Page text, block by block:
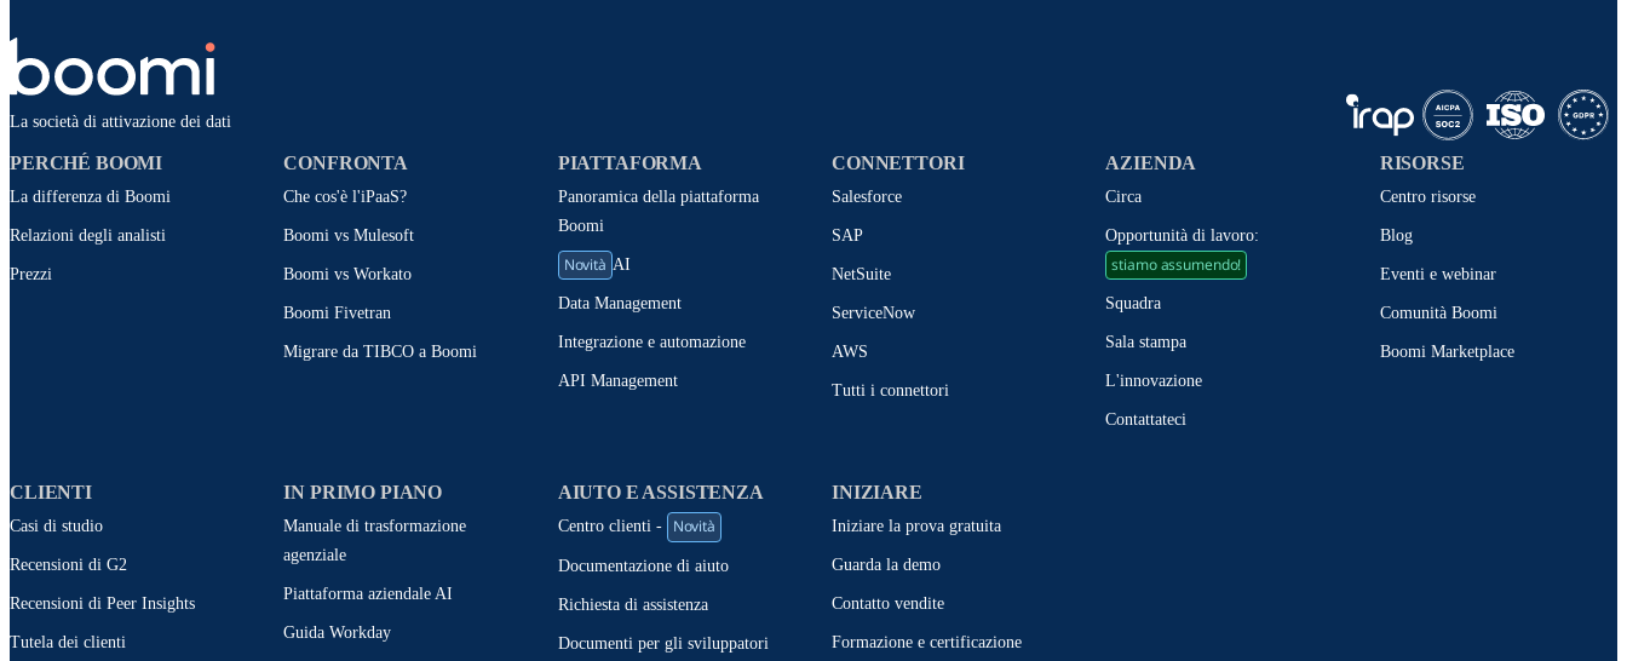
La società di attivazione dei dati
PERCHÉ BOOMI
La differenza di Boomi
Relazioni degli analisti
Prezzi
CONFRONTA
Che cos'è l'iPaaS?
Boomi vs Mulesoft
Boomi vs Workato
Boomi Fivetran
Migrare da TIBCO a Boomi
PIATTAFORMA
Panoramica della piattaforma
Boomi
Novità AI
Data Management
Integrazione e automazione
API Management
CONNETTORI
Salesforce
SAP
NetSuite
ServiceNow
AWS
Tutti i connettori
AZIENDA
Circa
Opportunità di lavoro:
stiamo assumendo!
Squadra
Sala stampa
L'innovazione
Contattateci
RISORSE
Centro risorse
Blog
Eventi e webinar
Comunità Boomi
Boomi Marketplace
CLIENTI
Casi di studio
Recensioni di G2
Recensioni di Peer Insights
Tutela dei clienti
IN PRIMO PIANO
Manuale di trasformazione
agenziale
Piattaforma aziendale AI
Guida Workday
AIUTO E ASSISTENZA
Centro clienti - Novità
Documentazione di aiuto
Richiesta di assistenza
Documenti per gli sviluppatori
INIZIARE
Iniziare la prova gratuita
Guarda la demo
Contatto vendite
Formazione e certificazione